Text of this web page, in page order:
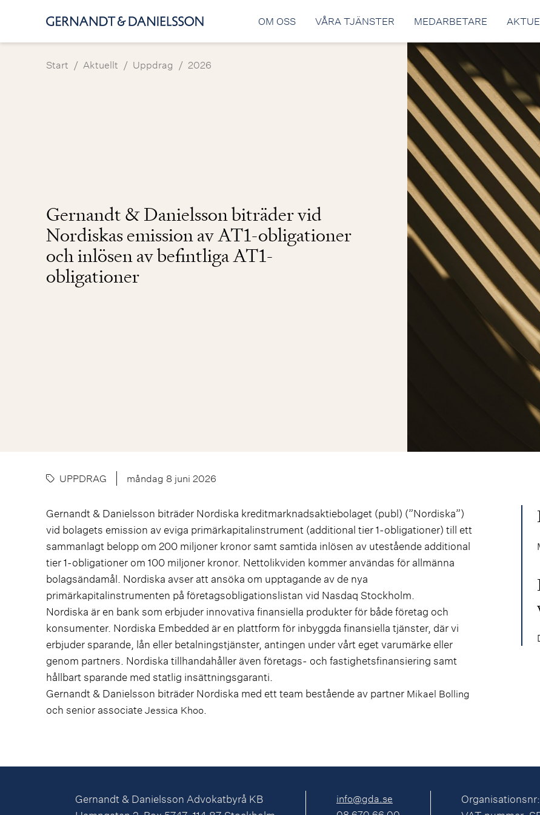
OM OSS VÅRA TJÄNSTER MEDARBETARE
Start / Aktuellt / Uppdrag / 2026
Gernandt & Danielsson biträder vid
Nordiskas emission av AT1-obligationer
och inlösen av befintliga AT1-
obligationer
UPPDRAG måndag 8 juni 2026
Gernandt & Danielsson biträder Nordiska kreditmarknadsaktiebolaget (publ) (”Nordiska”)
vid bolagets emission av eviga primärkapitalinstrument (additional tier 1-obligationer) till ett
sammanlagt belopp om 200 miljoner kronor samt samtida inlösen av utestående additional
tier 1-obligationer om 100 miljoner kronor. Nettolikviden kommer användas för allmänna
bolagsändamål. Nordiska avser att ansöka om upptagande av de nya
primärkapitalinstrumenten på företagsobligationslistan vid Nasdaq Stockholm.
Nordiska är en bank som erbjuder innovativa finansiella produkter för både företag och
konsumenter. Nordiska Embedded är en plattform för inbyggda finansiella tjänster, där vi
erbjuder sparande, lån eller betalningstjänster, antingen under vårt eget varumärke eller
genom partners. Nordiska tillhandahåller även företags- och fastighetsfinansiering samt
hållbart sparande med statlig insättningsgaranti.
Gernandt & Danielsson biträder Nordiska med ett team bestående av partner Mikael Bolling
och senior associateJessica Khoo.
Gernandt & Danielsson Advokatbyrå KB
info@gda.se